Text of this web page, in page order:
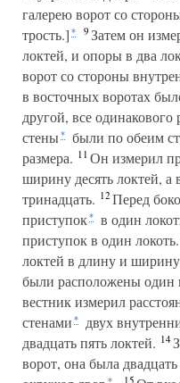
галерею ворот со
трость.] * 9Затем он
локтей, и опоры в два
ворот со стороны
в восточных воротах
другой, все одинакового
стены*
были по обеим
размера. 11Он измерил
ширину десять локтей, а
тринадцать. 12Перед
приступок*
в один
приступок в один
локтей в длину и
были расположены один
вестник измерил
стенами *
двух
двадцать пять локтей. 14
ворот, она была
* 15